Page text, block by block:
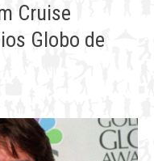
Cruise
Globo de